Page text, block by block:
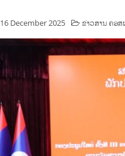
16 December 2025 ຂ່າວສານ ຄອສ